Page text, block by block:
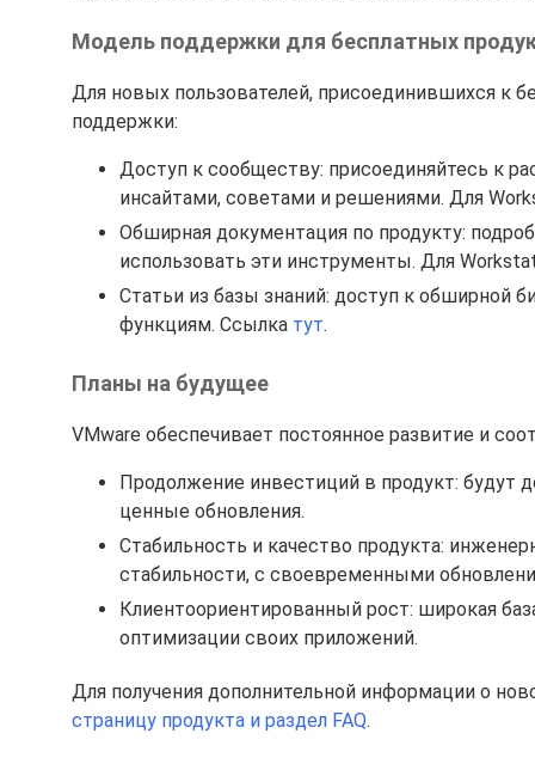
Модель поддержки для бесплатных
Для новых пользователей, присоединившихся к
поддержки:
Доступ к сообществу: присоединяйтесь к
инсайтами, советами и решениями. Для
Обширная документация по продукту:
использовать эти инструменты. Для
Статьи из базы знаний: доступ к обширной
функциям. Ссылка тут.
Планы на будущее
VMware обеспечивает постоянное развитие и
Продолжение инвестиций в продукт: будут
ценные обновления.
Стабильность и качество продукта:
стабильности, с своевременными
Клиентоориентированный рост: широкая
оптимизации своих приложений.
Для получения дополнительной информации о
страницу продукта и раздел FAQ.